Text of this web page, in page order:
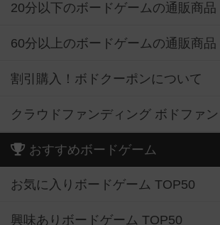
20分以下のボードゲームの通販商品
60分以上のボードゲームの通販商品
割引購入！ボドクーポンについて
クラウドファンディング ボドファン
おすすめボードゲーム
お気に入りボードゲーム TOP50
興味ありボードゲーム TOP50